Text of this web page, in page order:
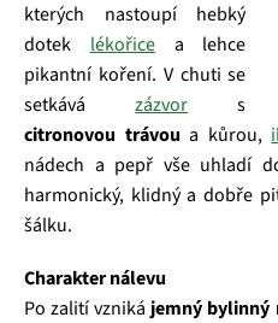
kterých nastoupí hebký
dotek lékořicea lehce
pikantní koření. V chuti se
setkávázázvor s
citronovou trávou a kůrou,
nádech a pepř vše uhladí
harmonický, klidný a dobře
šálku.
Charakter nálevu
Po zalití vzniká jemný bylinný